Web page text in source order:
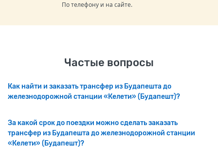
По телефону и на сайте.
Частые вопросы
Как найти и заказать трансфер из Будапешта до
железнодорожной станции «Келети» (Будапешт)?
За какой срок до поездки можно сделать заказать
трансфер из Будапешта до железнодорожной станции
«Келети» (Будапешт)?